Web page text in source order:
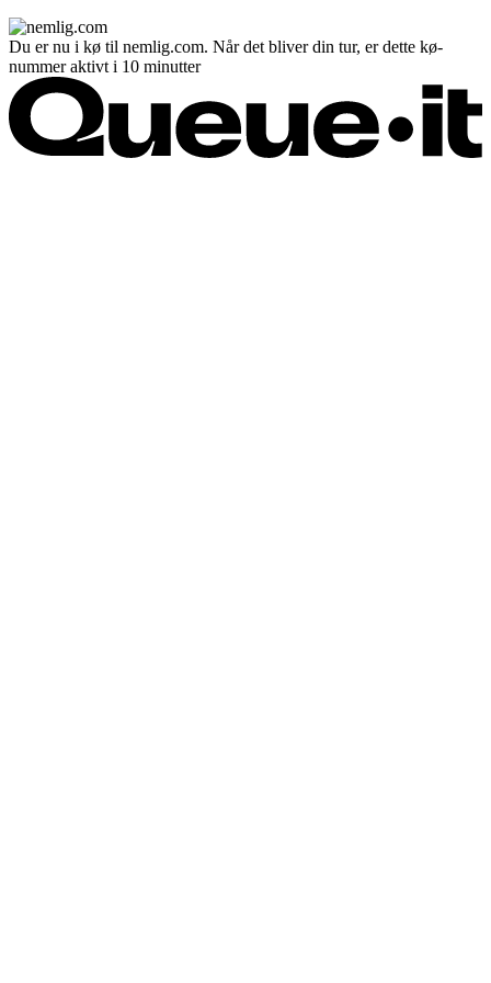
Du er nu i kø til nemlig.com. Når det bliver din tur, er dette kø-
nummer aktivt i 10 minutter